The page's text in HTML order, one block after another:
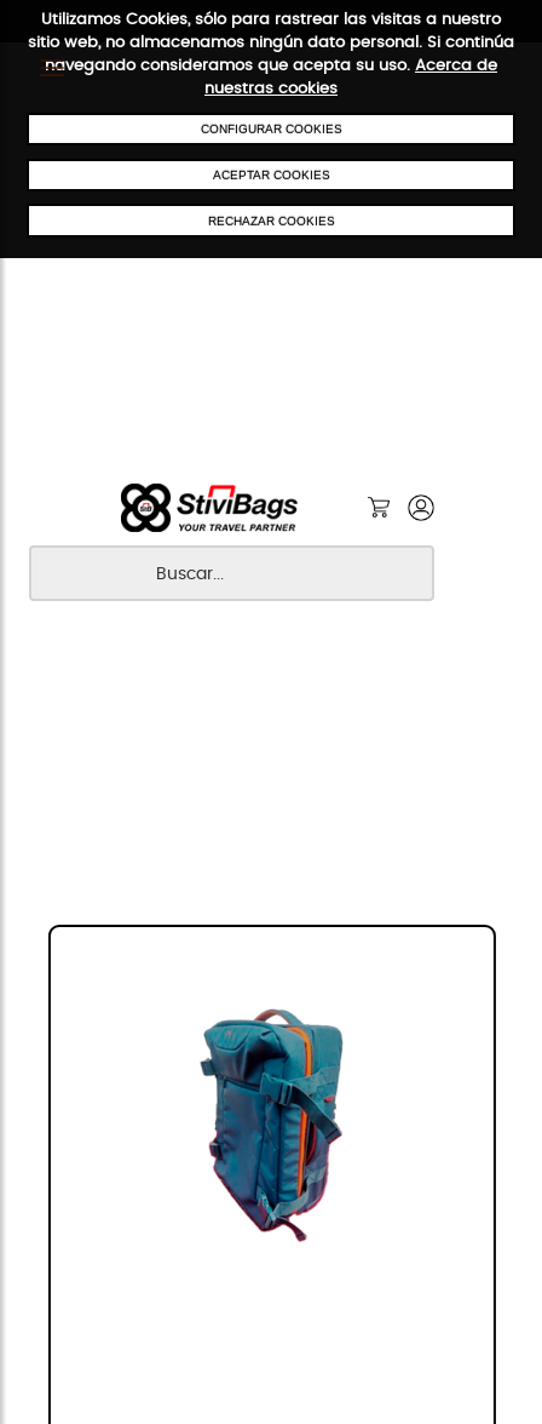
Utilizamos Cookies, sólo para rastrear las visitas a nuestro
sitio web, no almacenamos ningún dato personal. Si continúa
navegando consideramos que acepta su uso. Acerca de
nuestras cookies
CONFIGURAR COOKIES
ACEPTAR COOKIES
RECHAZAR COOKIES
ENVÍOS GRATIS A PARTIR DE 50 €